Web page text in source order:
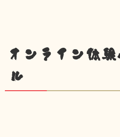
オンライン体
ル